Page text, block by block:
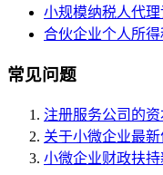
小规模纳税人代
合伙企业个人所得
常见问题
注册服务公司的资
关于小微企业最
小微企业财政扶